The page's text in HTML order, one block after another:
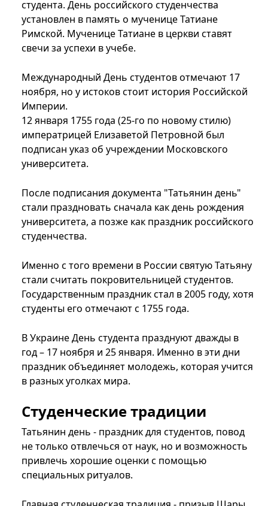
студента. День российского студенчества
установлен в память о мученице Татиане
Римской. Мученице Татиане в церкви ставят
свечи за успехи в учебе.
Международный День студентов отмечают 17
ноября, но у истоков стоит история Российской
Империи.
12 января 1755 года (25-го по новому стилю)
императрицей Елизаветой Петровной был
подписан указ об учреждении Московского
университета.
После подписания документа "Татьянин день"
стали праздновать сначала как день рождения
университета, а позже как праздник российского
студенчества.
Именно с того времени в России святую Татьяну
стали считать покровительницей студентов.
Государственным праздник стал в 2005 году, хотя
студенты его отмечают с 1755 года.
В Украине День студента празднуют дважды в
год – 17 ноября и 25 января. Именно в эти дни
праздник объединяет молодежь, которая учится
в разных уголках мира.
Студенческие традиции
Татьянин день - праздник для студентов, повод
не только отвлечься от наук, но и возможность
привлечь хорошие оценки с помощью
специальных ритуалов.